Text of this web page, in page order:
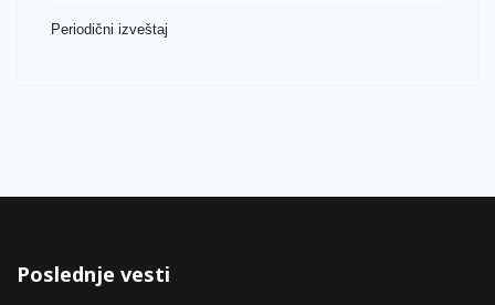
Periodični izveštaj
Poslednje vesti